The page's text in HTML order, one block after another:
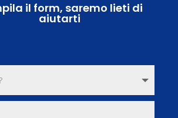
il form, saremo lieti di
aiutarti